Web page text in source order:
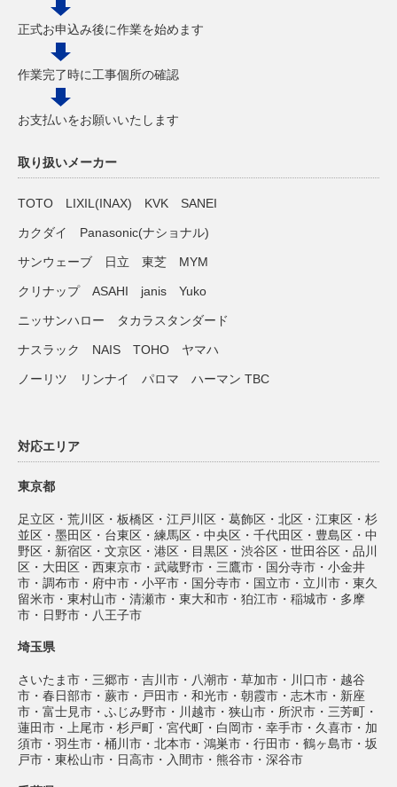
正式お申込み後に作業を始めます
作業完了時に工事個所の確認
お支払いをお願いいたします
取り扱いメーカー
TOTO LIXIL(INAX) KVK SANEI
カクダイ Panasonic(ナショナル)
サンウェーブ 日立 東芝 MYM
クリナップ ASAHI janis Yuko
ニッサンハロー タカラスタンダード
ナスラック NAIS TOHO ヤマハ
ノーリツ リンナイ パロマ ハーマン TBC
対応エリア
東京都
足立区・荒川区・板橋区・江戸川区・葛飾区・北区・江東区・杉
並区・墨田区・台東区・練馬区・中央区・千代田区・豊島区・中
野区・新宿区・文京区・港区・目黒区・渋谷区・世田谷区・品川
区・大田区・西東京市・武蔵野市・三鷹市・国分寺市・小金井
市・調布市・府中市・小平市・国分寺市・国立市・立川市・東久
留米市・東村山市・清瀬市・東大和市・狛江市・稲城市・多摩
市・日野市・八王子市
埼玉県
さいたま市・三郷市・吉川市・八潮市・草加市・川口市・越谷
市・春日部市・蕨市・戸田市・和光市・朝霞市・志木市・新座
市・富士見市・ふじみ野市・川越市・狭山市・所沢市・三芳町・
蓮田市・上尾市・杉戸町・宮代町・白岡市・幸手市・久喜市・加
須市・羽生市・桶川市・北本市・鴻巣市・行田市・鶴ヶ島市・坂
戸市・東松山市・日高市・入間市・熊谷市・深谷市